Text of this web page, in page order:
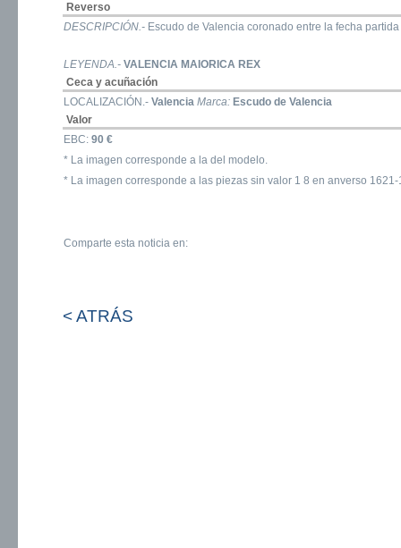
Reverso
DESCRIPCIÓN.- Escudo de Valencia coronado entre la fecha
LEYENDA.- VALENCIA MAIORICA REX
Ceca y acuñación
LOCALIZACIÓN.- Valencia Marca: Escudo de Valencia
Valor
EBC: 90 €
* La imagen corresponde a la del modelo.
* La imagen corresponde a las piezas sin valor 1 8 en anverso
Comparte esta noticia en:
< ATRÁS